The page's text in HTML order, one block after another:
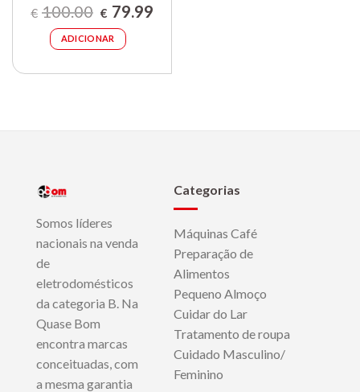
€ 100.00
O
preço
original
era:
€100.00.
€ 79.99
ADICIONAR
Somos líderes
nacionais na venda
de
eletrodomésticos
da categoria B. Na
Quase Bom
encontra marcas
conceituadas, com
a mesma garantia
Categorias
Máquinas Café
Preparação de
Alimentos
Pequeno Almoço
Cuidar do Lar
Tratamento de roupa
Cuidado Masculino/
Feminino